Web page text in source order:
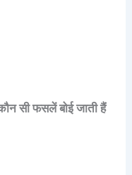
सी फसलें बोई जाती हैं